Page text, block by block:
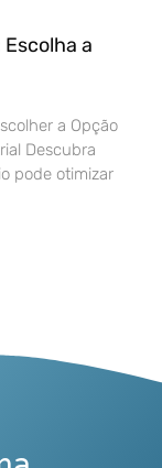
a
a Opção
Descubra
pode otimizar